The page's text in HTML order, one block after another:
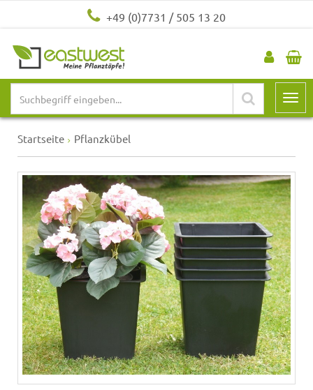
+49 (0)7731 / 505 13 20
Startseite Pflanzkübel